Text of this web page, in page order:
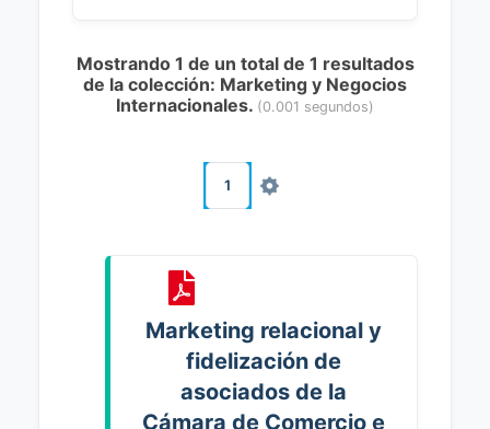
Mostrando 1 de un total de 1 resultados
de la colección: Marketing y Negocios
Internacionales. (0.001 segundos)
1
Marketing relacional y
fidelización de
asociados de la
Cámara de Comercio e